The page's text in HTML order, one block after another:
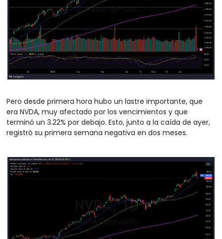
Pero desde primera hora hubo un lastre importante, que
era NVDA, muy afectado por los vencimientos y que
terminó un 3.22% por debajo. Esto, junto a la caída de ayer,
registró su primera semana negativa en dos meses.